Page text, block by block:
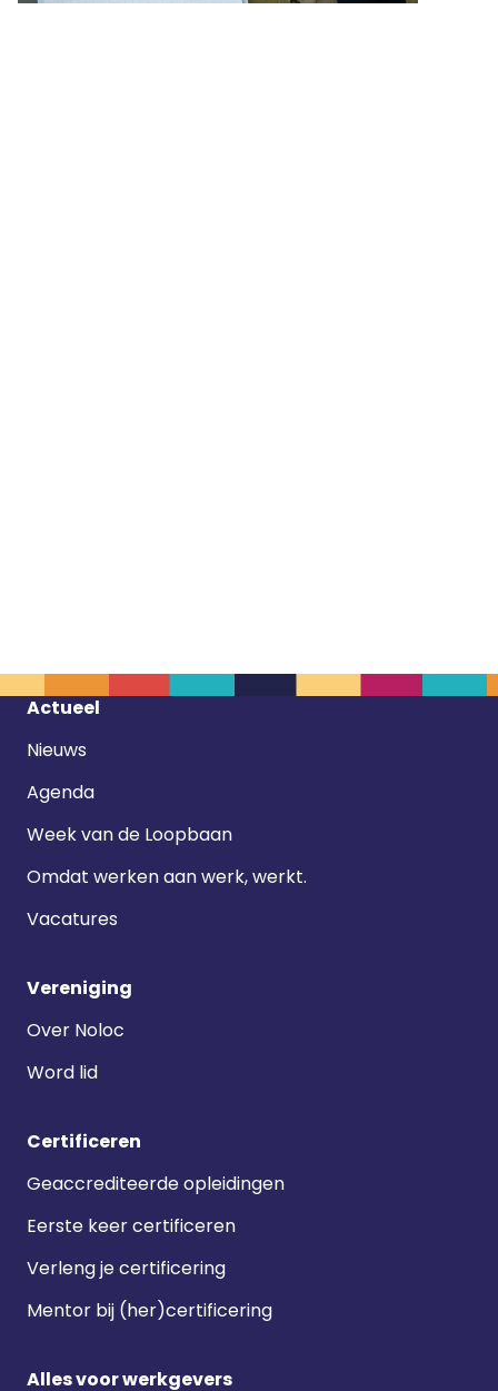
Footer
Actueel
Nieuws
Agenda
Week van de Loopbaan
Omdat werken aan werk, werkt.
Vacatures
Vereniging
Over Noloc
Word lid
Certificeren
Geaccrediteerde opleidingen
Eerste keer certificeren
Verleng je certificering
Mentor bij (her)certificering
Alles voor werkgevers